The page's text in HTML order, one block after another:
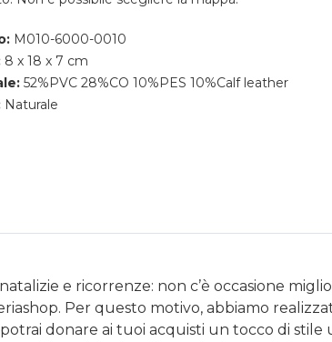
M010-6000-0010
8 x 18 x 7 cm
52%PVC 28%CO 10%PES 10%Calf leather
Naturale
e ricorrenze: non c’è occasione
. Per questo motivo, abbiamo
donare ai tuoi acquisti un tocco di stile